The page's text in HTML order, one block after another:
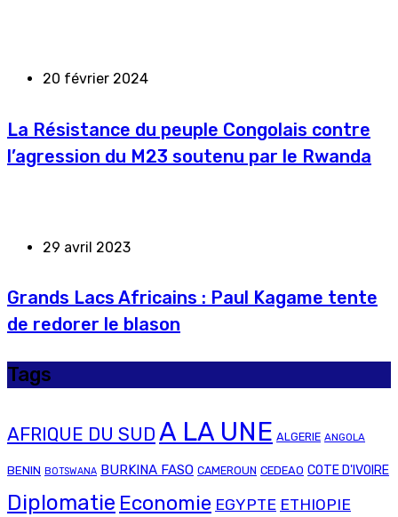
20 février 2024
La Résistance du peuple Congolais contre
l’agression du M23 soutenu par le Rwanda
29 avril 2023
Grands Lacs Africains : Paul Kagame tente
de redorer le blason
Tags
AFRIQUE DU SUD A LA UNE ALGERIE ANGOLA
BENIN BOTSWANA BURKINA FASO CAMEROUN CEDEAO COTE D'IVOIRE
Diplomatie Economie EGYPTE ETHIOPIE